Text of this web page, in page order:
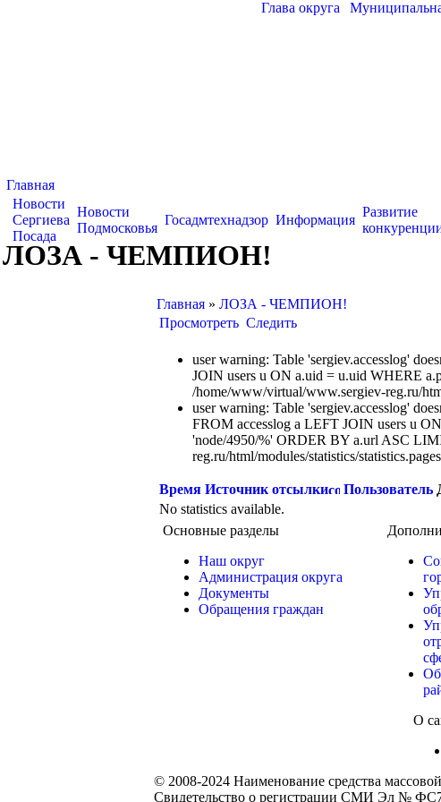
Глава округа
Главная
Новости
Сергиева
Посада
Новости
Подмосковья
Госадмтехнадзор Информация
Развитие
ЛОЗА - ЧЕМПИОН!
Главная » ЛОЗА - ЧЕМПИОН!
Просмотреть Следить
user warning: Table 'sergiev.accesslog'
JOIN users u ON a.uid = u.uid WHERE
/home/www/virtual/www.sergiev-reg.ru/
user warning: Table 'sergiev.accesslog'
FROM accesslog a LEFT JOIN users u
'node/4950/%' ORDER BY a.url ASC
reg.ru/html/modules/statistics/
Время Источник отсылки Пользователь
No statistics available.
Основные разделы
Наш округ
Администрация округа
Документы
Обращения граждан
О
© 2008-2024 Наименование средства
Свидетельство о регистрации СМИ Эл №